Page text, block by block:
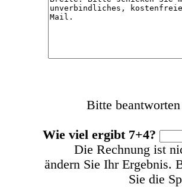
Bitte
Wie viel ergibt 7+4?
Die Rechnung ist
ändern Sie Ihr Ergebnis.
Sie die